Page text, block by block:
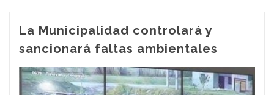
La Municipalidad controlará y
sancionará faltas ambientales